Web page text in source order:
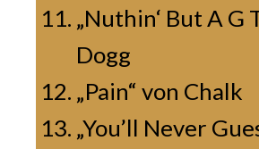
„Nuthin‘ But A G
Dogg
„Pain“ von Chalk
„You’ll Never